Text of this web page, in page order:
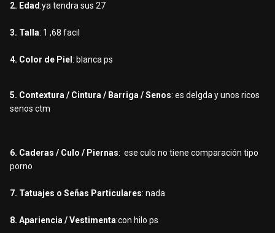
2. Edad:ya tendra sus 27
3. Talla: 1 ,68 facil
4. Color de Piel : blanca ps
5. Contextura / Cintura / Barriga / Senos: es delgda y unos ricos
senos ctm
6. Caderas / Culo / Piernas: ese culo no tiene comparación tipo
porno
7. Tatuajes o Señas Particulares: nada
8. Apariencia / Vestimenta:con hilo ps